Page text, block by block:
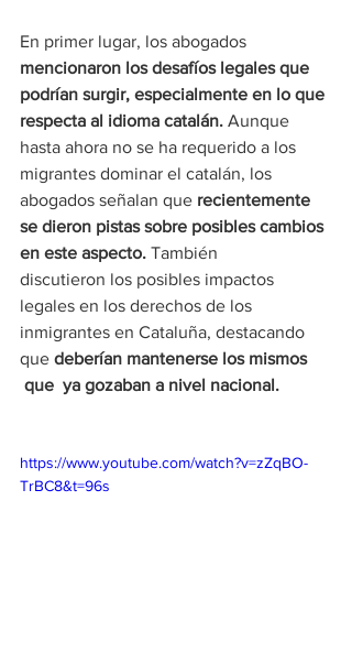
En primer lugar, los abogados
mencionaron los desafíos legales que
podrían surgir, especialmente en lo que
respecta al idioma catalán. Aunque
hasta ahora no se ha requerido a los
migrantes dominar el catalán, los
abogados señalan que recientemente
se dieron pistas sobre posibles cambios
en este aspecto. También
discutieron los posibles impactos
legales en los derechos de los
inmigrantes en Cataluña, destacando
que deberían mantenerse los mismos
que  ya gozaban a nivel nacional.
https://www.youtube.com/watch?v=zZqBO-
TrBC8&t=96s